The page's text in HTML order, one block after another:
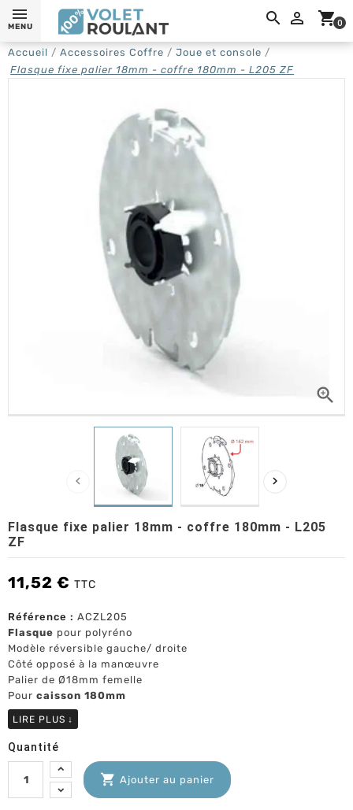
 shopping_cart0
MENU
Accueil Accessoires Coffre
Joue et console
Flasque fixe palier 18mm - coffre 180mm - L205 ZF

 
Flasque fixe palier 18mm - coffre 180mm - L205
ZF
11,52 € TTC
Référence : ACZL205
Flasque pour polyréno
Modèle réversible gauche/ droite
Côté opposé à la manœuvre
Palier de Ø18mm femelle
Pour caisson 180mm
LIRE PLUS ↓
Quantité
 Ajouter au panier